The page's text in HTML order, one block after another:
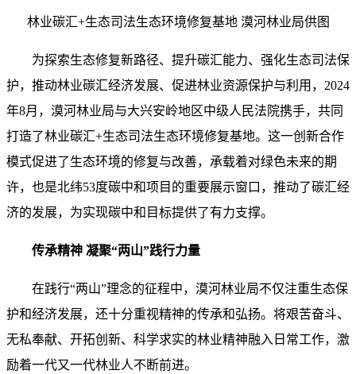
林业碳汇+生态司法生态环境修复基地 漠河林业局供图
为探索生态修复新路径、提升碳汇能力、强化生态司法保
护，推动林业碳汇经济发展、促进林业资源保护与利用，2024
年8月，漠河林业局与大兴安岭地区中级人民法院携手，共同
打造了林业碳汇+生态司法生态环境修复基地。这一创新合作
模式促进了生态环境的修复与改善，承载着对绿色未来的期
许，也是北纬53度碳中和项目的重要展示窗口，推动了碳汇经
济的发展，为实现碳中和目标提供了有力支撑。
传承精神 凝聚“两山”践行力量
在践行“两山”理念的征程中，漠河林业局不仅注重生态保
护和经济发展，还十分重视精神的传承和弘扬。将艰苦奋斗、
无私奉献、开拓创新、科学求实的林业精神融入日常工作，激
励着一代又一代林业人不断前进。